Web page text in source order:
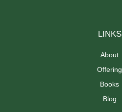
LINKS
About
Offering
Books
Blog